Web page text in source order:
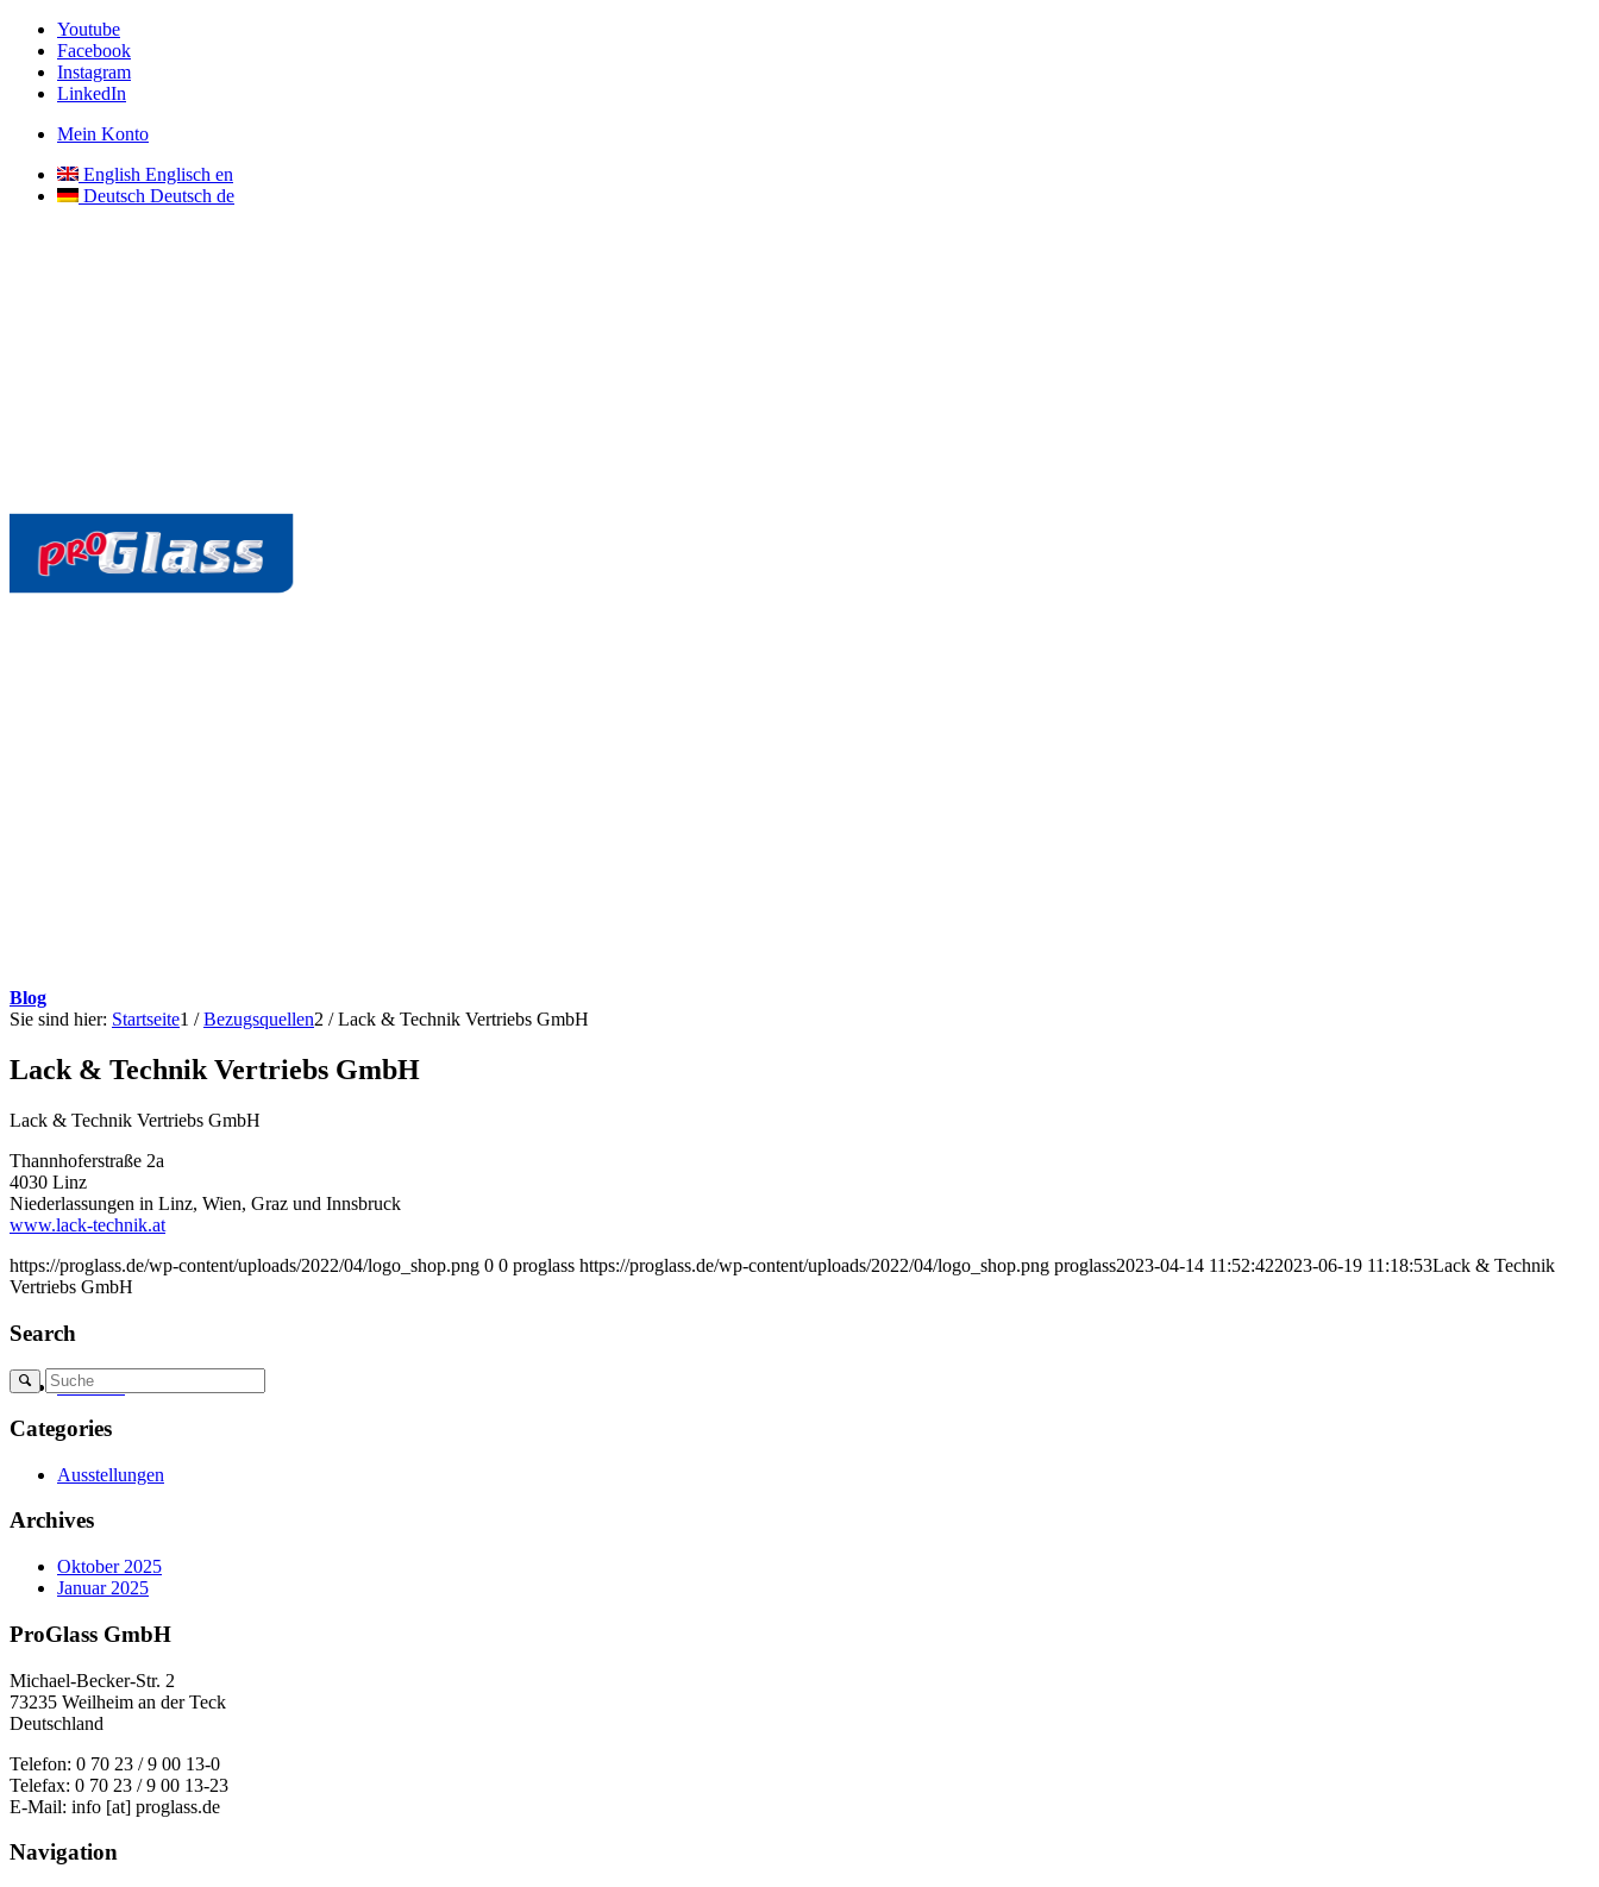
Youtube
Facebook
Instagram
LinkedIn
Mein Konto
English Englisch en
Deutsch Deutsch de
Produkte
Blog
Sie sind hier: Startseite1 / Bezugsquellen2 / Lack & Technik Vertriebs GmbH
Lack & Technik Vertriebs GmbH
Lack & Technik Vertriebs GmbH
Thannhoferstraße 2a
4030 Linz
Niederlassungen in Linz, Wien, Graz und Innsbruck
www.lack-technik.at
https://proglass.de/wp-content/uploads/2022/04/logo_shop.png 0 0 proglass https://proglass.de/wp-content/uploads/2022/04/logo_shop.png proglass2023-04-14 11:52:422023-06-19 11:18:53Lack & Technik
Vertriebs GmbH
Search
Categories
Ausstellungen
Archives
Oktober 2025
Januar 2025
ProGlass GmbH
Michael-Becker-Str. 2
73235 Weilheim an der Teck
Deutschland
Telefon: 0 70 23 / 9 00 13-0
Telefax: 0 70 23 / 9 00 13-23
E-Mail: info [at] proglass.de
Navigation